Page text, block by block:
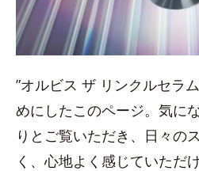
”オルビス ザ リンクルセラ
めにしたこのページ。気に
りとご覧いただき、日々の
く、心地よく感じていただ